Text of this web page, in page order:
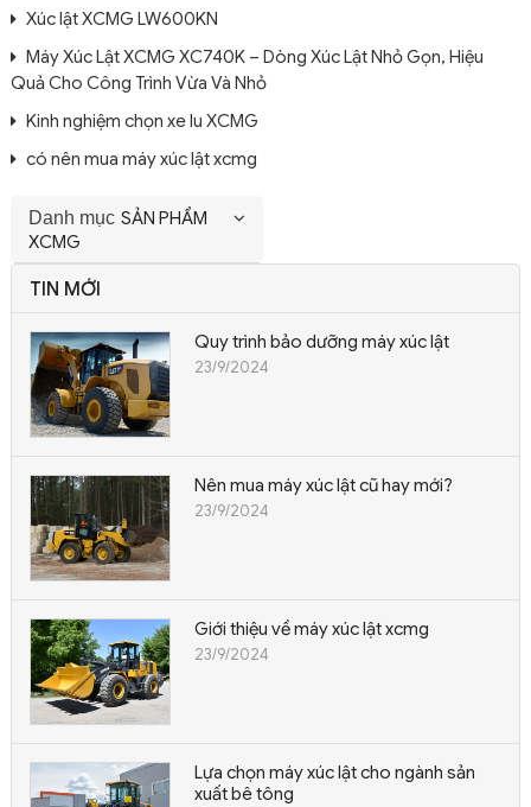
Xúc lật XCMG LW600KN
Máy Xúc Lật XCMG XC740K – Dòng Xúc Lật Nhỏ Gọn, Hiệu
Quả Cho Công Trình Vừa Và Nhỏ
Kinh nghiệm chọn xe lu XCMG
có nên mua máy xúc lật xcmg
Danh mục SẢN PHẨM
XCMG
TIN MỚI
Quy trình bảo dưỡng máy xúc lật
23/9/2024
Nên mua máy xúc lật cũ hay mới?
23/9/2024
Giới thiệu về máy xúc lật xcmg
23/9/2024
Lựa chọn máy xúc lật cho ngành sản
xuất bê tông